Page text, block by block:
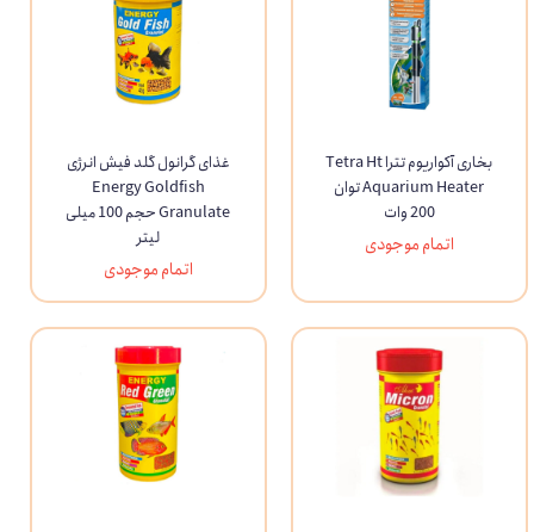
بخاری آکواریوم تترا Tetra Ht
Aquarium Heater توان
200 وات
اتمام موجودی
غذای گرانول گلد فیش انرژی
Energy Goldfish
Granulate حجم 100 میلی
لیتر
اتمام موجودی